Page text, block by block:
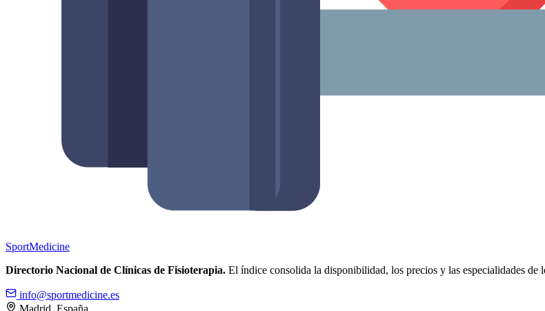
SportMedicine
Directorio Nacional de Clínicas de Fisioterapia. El índice consolida la disponibilidad, los precios y las especialidades de
info@sportmedicine.es